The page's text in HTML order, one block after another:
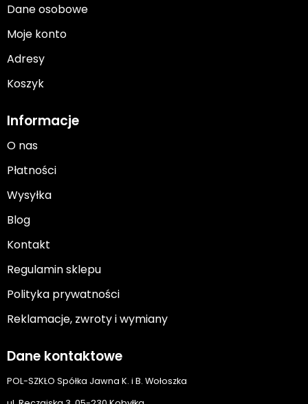
Dane osobowe
Moje konto
Adresy
Koszyk
Informacje
O nas
Płatności
Wysyłka
Blog
Kontakt
Regulamin sklepu
Polityka prywatności
Reklamacje, zwroty i wymiany
Dane kontaktowe
POL-SZKŁO Spółka Jawna K. i B. Wołoszka